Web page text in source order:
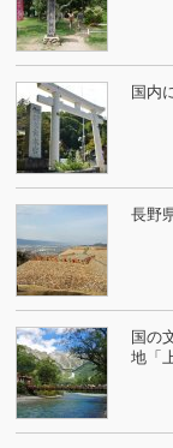
国内
長野
国の
地「